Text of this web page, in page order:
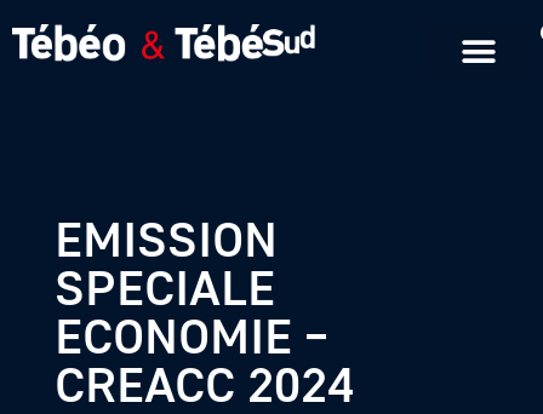
EMISSION
SPECIALE
ECONOMIE –
CREACC 2024